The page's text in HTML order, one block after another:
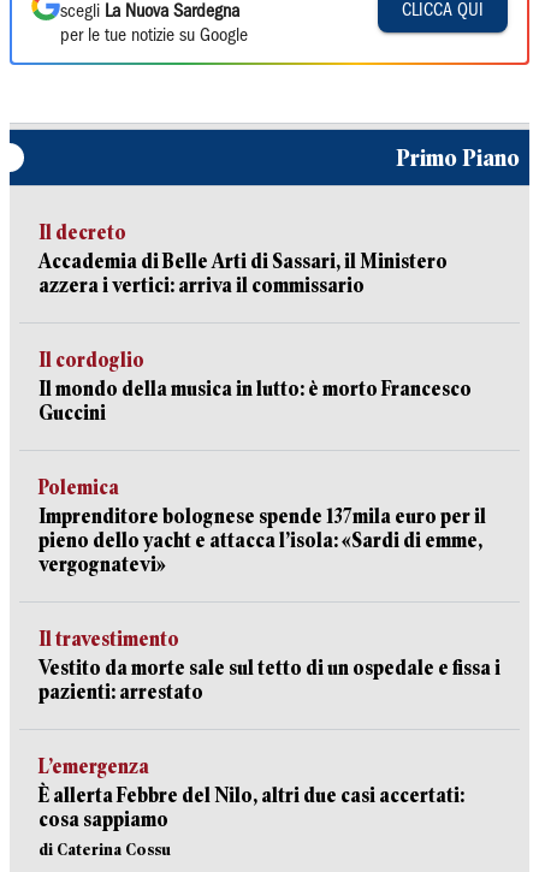
scegli La Nuova Sardegna
per le tue notizie su Google
CLICCA QUI
Primo Piano
Il decreto
Accademia di Belle Arti di Sassari, il Ministero
azzera i vertici: arriva il commissario
Il cordoglio
Il mondo della musica in lutto: è morto Francesco
Guccini
Polemica
Imprenditore bolognese spende 137mila euro per il
pieno dello yacht e attacca l’isola: «Sardi di emme,
vergognatevi»
Il travestimento
Vestito da morte sale sul tetto di un ospedale e fissa i
pazienti: arrestato
L’emergenza
È allerta Febbre del Nilo, altri due casi accertati:
cosa sappiamo
di Caterina Cossu